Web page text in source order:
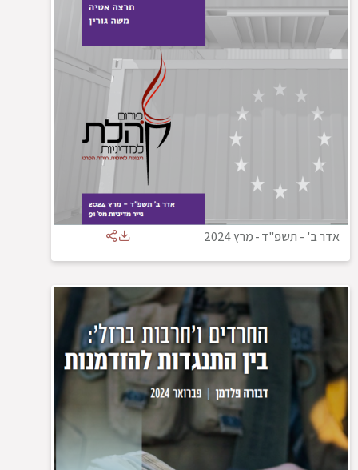
אדר ב' - תשפ"ד-מרץ 2024